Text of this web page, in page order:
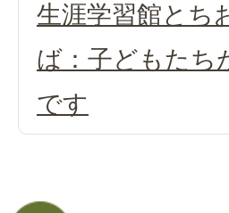
生涯学習館とち
ば：子どもたち
です